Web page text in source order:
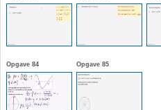
Opgave 84 Opgave 85
HAVO 5B - Hoofdstuk 7 - Lijnen
HAVO 5B - Hoofdstuk 8 -
HAVO 5B - Hoofdstuk 9 -
16. Logaritmen
17. Machten